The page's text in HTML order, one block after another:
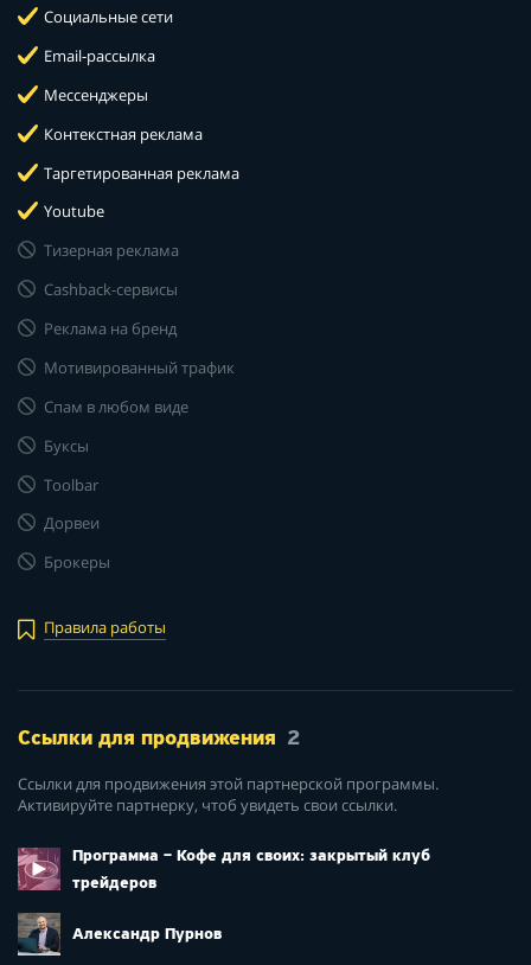
Социальные сети
Email-рассылка
Мессенджеры
Контекстная реклама
Таргетированная реклама
Youtube
Тизерная реклама
Cashback-сервисы
Реклама на бренд
Мотивированный трафик
Спам в любом виде
Буксы
Toolbar
Дорвеи
Брокеры
Правила работы
Ссылки для продвижения 2
Ссылки для продвижения этой партнерской программы.
Активируйте партнерку, чтоб увидеть свои ссылки.
Программа – Кофе для своих: закрытый клуб
трейдеров
Александр Пурнов